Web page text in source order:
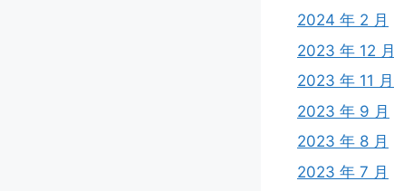
2024 年 2 月
2023 年 12 月
2023 年 11 月
2023 年 9 月
2023 年 8 月
2023 年 7 月